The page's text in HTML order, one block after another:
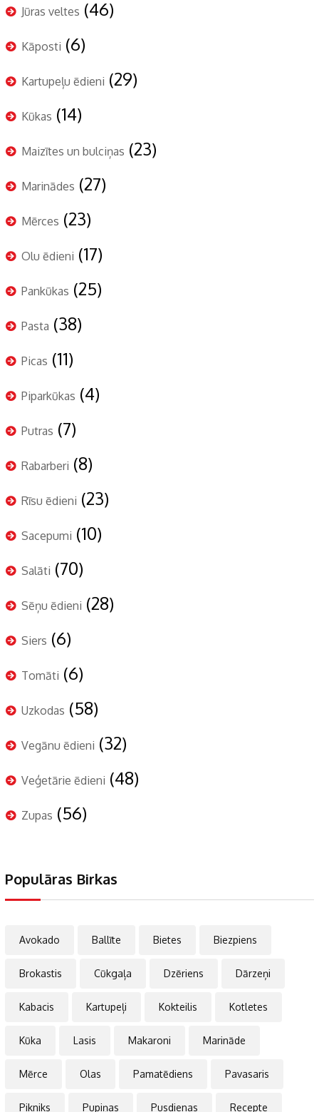
Jūras veltes (46)
Kāposti (6)
Kartupeļu ēdieni (29)
Kūkas (14)
Maizītes un bulciņas (23)
Marinādes (27)
Mērces (23)
Olu ēdieni (17)
Pankūkas (25)
Pasta (38)
Picas (11)
Piparkūkas (4)
Putras (7)
Rabarberi (8)
Rīsu ēdieni (23)
Sacepumi (10)
Salāti (70)
Sēņu ēdieni (28)
Siers (6)
Tomāti (6)
Uzkodas (58)
Vegānu ēdieni (32)
Veģetārie ēdieni (48)
Zupas (56)
Populāras Birkas
Avokado Ballīte Bietes Biezpiens
Brokastis Cūkgaļa Dzēriens Dārzeņi
Kabacis Kartupeļi Kokteilis Kotletes
Kūka Lasis Makaroni Marināde
Mērce Olas Pamatēdiens Pavasaris
Pikniks Pupiņas Pusdienas Recepte